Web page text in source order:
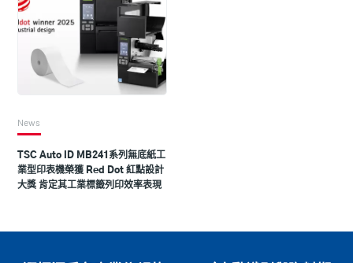
News
TSC Auto ID MB241系列無底紙工
業型印表機榮獲 Red Dot 紅點設計
大獎 肯定其工業標籤列印效率表現